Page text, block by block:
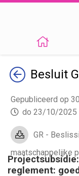
TerugBesluit
Gepubliceerd op
do 23/10/2025
GR -
maatschappelijke
reglement: